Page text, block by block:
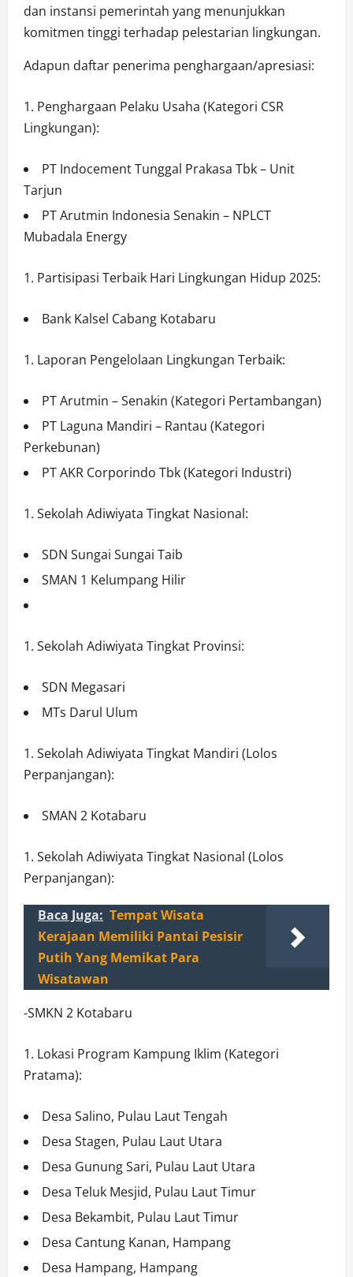
dan instansi pemerintah yang menunjukkan
komitmen tinggi terhadap pelestarian lingkungan.
Adapun daftar penerima penghargaan/apresiasi:
Penghargaan Pelaku Usaha (Kategori CSR
Lingkungan):
PT Indocement Tunggal Prakasa Tbk – Unit
Tarjun
PT Arutmin Indonesia Senakin – NPLCT
Mubadala Energy
Partisipasi Terbaik Hari Lingkungan Hidup 2025:
Bank Kalsel Cabang Kotabaru
Laporan Pengelolaan Lingkungan Terbaik:
PT Arutmin – Senakin (Kategori Pertambangan)
PT Laguna Mandiri – Rantau (Kategori
Perkebunan)
PT AKR Corporindo Tbk (Kategori Industri)
Sekolah Adiwiyata Tingkat Nasional:
SDN Sungai Sungai Taib
SMAN 1 Kelumpang Hilir
Sekolah Adiwiyata Tingkat Provinsi:
SDN Megasari
MTs Darul Ulum
Sekolah Adiwiyata Tingkat Mandiri (Lolos
Perpanjangan):
SMAN 2 Kotabaru
Sekolah Adiwiyata Tingkat Nasional (Lolos
Perpanjangan):
Baca Juga: Tempat Wisata
Kerajaan Memiliki Pantai Pesisir
Putih Yang Memikat Para
Wisatawan
-SMKN 2 Kotabaru
Lokasi Program Kampung Iklim (Kategori
Pratama):
Desa Salino, Pulau Laut Tengah
Desa Stagen, Pulau Laut Utara
Desa Gunung Sari, Pulau Laut Utara
Desa Teluk Mesjid, Pulau Laut Timur
Desa Bekambit, Pulau Laut Timur
Desa Cantung Kanan, Hampang
Desa Hampang, Hampang